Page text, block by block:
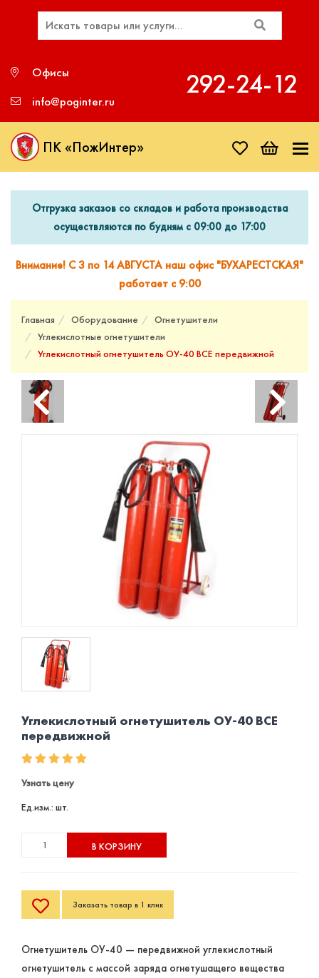
Офисы
info@poginter.ru
292‑24‑12
ПК «ПожИнтер»
Отгрузка заказов со складов и работа производства
осуществляются по будням с 09:00 до 17:00
Внимание! С 3 по 14 АВГУСТА наш офис "БУХАРЕСТСКАЯ"
работает с 9:00
Главная Оборудование
Огнетушители
Углекислотные огнетушители
Углекислотный огнетушитель ОУ-40 BCE передвижной
Углекислотный огнетушитель ОУ-40 BCE
передвижной
Узнать цену
Ед.изм.: шт.
В КОРЗИНУ
Заказать товар в 1 клик
Огнетушитель ОУ-40 — передвижной углекислотный
огнетушитель с массой заряда огнетушащего вещества